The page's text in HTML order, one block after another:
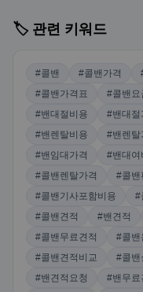
🏷️ 관련 키워드
#콜밴 #콜밴가격
#콜밴가격표
#콜밴요
#밴대절비용
#밴대절
#밴렌탈비용
#밴렌탈
#밴임대가격
#밴대여
#콜밴렌탈가격
#콜밴
#콜밴기사포함비용
#
#콜밴견적
#밴견적
#콜밴무료견적
#콜밴
#콜밴견적비교
#콜밴
#밴견적요청
#밴무료